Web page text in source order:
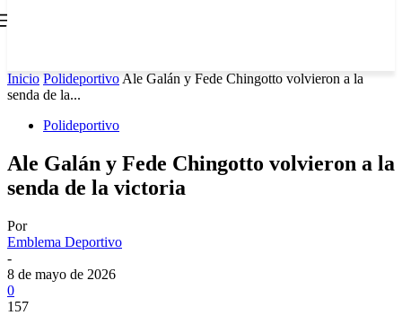
Inicio Polideportivo Ale Galán y Fede Chingotto volvieron a la
senda de la...
Polideportivo
Ale Galán y Fede Chingotto volvieron a la
senda de la victoria
Por
Emblema Deportivo
-
8 de mayo de 2026
0
157